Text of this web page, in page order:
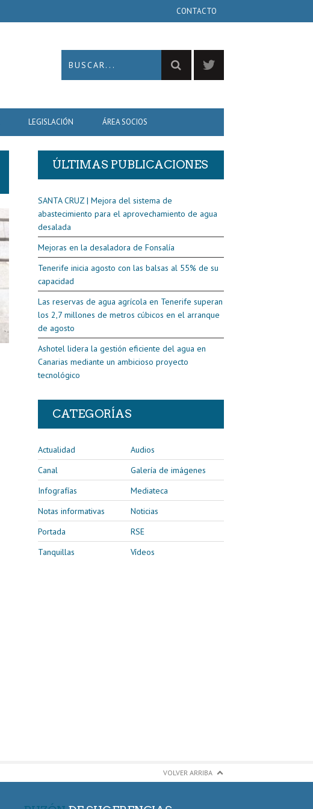
CONTACTO
LEGISLACIÓN ÁREA SOCIOS
ÚLTIMAS PUBLICACIONES
SANTA CRUZ | Mejora del sistema de
abastecimiento para el aprovechamiento de agua
desalada
Mejoras en la desaladora de Fonsalía
Tenerife inicia agosto con las balsas al 55% de su
capacidad
Las reservas de agua agrícola en Tenerife superan
los 2,7 millones de metros cúbicos en el arranque
de agosto
Ashotel lidera la gestión eficiente del agua en
Canarias mediante un ambicioso proyecto
tecnológico
CATEGORÍAS
Actualidad
Audios
Canal
Galería de imágenes
Infografías
Mediateca
Notas informativas
Noticias
Portada
RSE
Tanquillas
Vídeos
VOLVER ARRIBA